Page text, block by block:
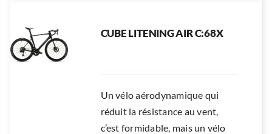
CUBE LITENING AIR C:68X
Un vélo aérodynamique qui
réduit la résistance au vent,
c’est formidable, mais un vélo